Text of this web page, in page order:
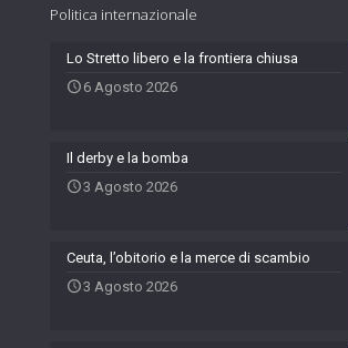
Politica internazionale
Lo Stretto libero e la frontiera chiusa
6 Agosto 2026
Il derby e la bomba
3 Agosto 2026
Ceuta, l’obitorio e la merce di scambio
3 Agosto 2026